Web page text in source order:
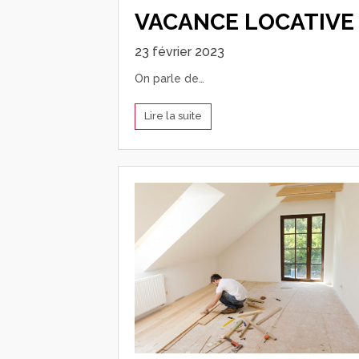
VACANCE LOCATIVE
23 février 2023
On parle de…
Lire la suite